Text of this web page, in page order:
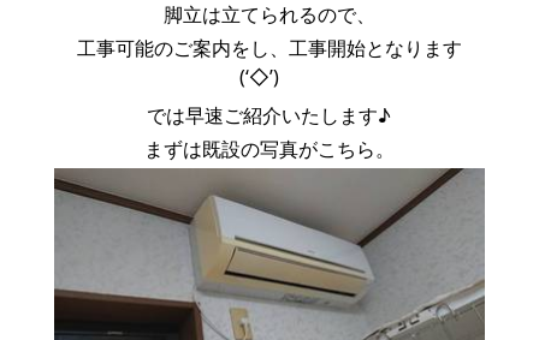
脚立は立てられるので、
工事可能のご案内をし、工事開始となります
(‘◇’)ゞ
では早速ご紹介いたします♪
まずは既設の写真がこちら。